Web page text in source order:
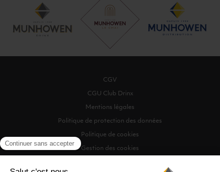
CGV
CGU Club Drinx
Mentions légales
Politique de protection des données
Politique de cookies
Gestion des cookies